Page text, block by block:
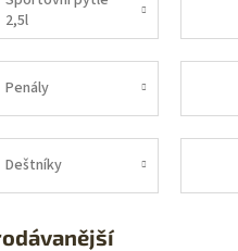
2,5l
Penály
Deštníky